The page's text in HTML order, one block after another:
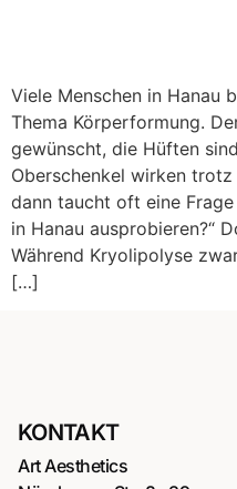
Viele Menschen in Hanau
Thema Körperformung.
gewünscht, die Hüften
Oberschenkel wirken
dann taucht oft eine
in Hanau ausprobieren?“
Während Kryolipolyse
[…]
KONTAKT
Art Aesthetics